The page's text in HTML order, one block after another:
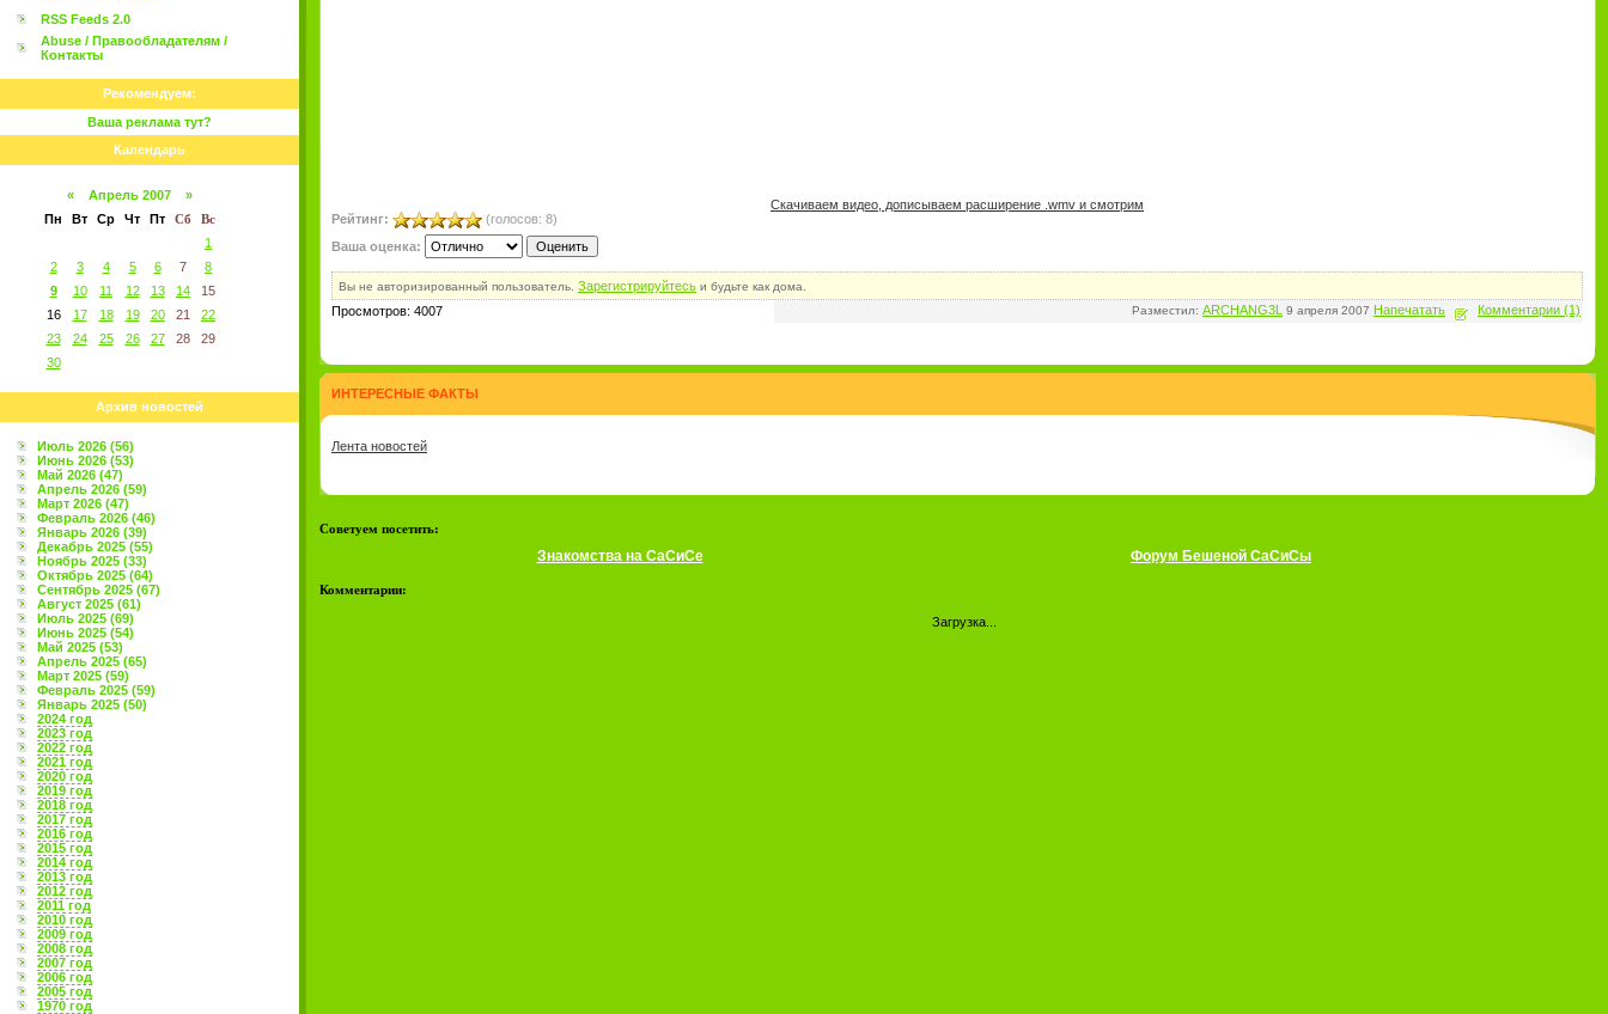
RSS Feeds 2.0
Abuse / Правообладателям /
Контакты
Рекомендуем:
Ваша реклама тут?
Календарь
« Апрель 2007
»
Пн
Вт Ср Чт Пт Сб
Вс
1
2
3 4 5 6 7
8
9
10 11 12 13 14
15
16
17 18 19 20 21
22
23
24 25 26 27 28
29
30
Архив новостей
Июль 2026 (56)
Июнь 2026 (53)
Май 2026 (47)
Апрель 2026 (59)
Март 2026 (47)
Февраль 2026 (46)
Январь 2026 (39)
Декабрь 2025 (55)
Ноябрь 2025 (33)
Октябрь 2025 (64)
Сентябрь 2025 (67)
Август 2025 (61)
Июль 2025 (69)
Июнь 2025 (54)
Май 2025 (53)
Апрель 2025 (65)
Март 2025 (59)
Февраль 2025 (59)
Январь 2025 (50)
2024 год
2023 год
2022 год
2021 год
2020 год
2019 год
2018 год
2017 год
2016 год
2015 год
2014 год
2013 год
2012 год
2011 год
2010 год
2009 год
2008 год
2007 год
2006 год
2005 год
1970 год
Скачиваем видео, дописываем расширение .wmv и смотрим
Рейтинг:
(голосов: 8)
Ваша оценка:
Вы не авторизированный пользователь. Зарегистрируйтесь и будьте как дома.
Просмотров: 4007 Разместил: ARCHANG3L 9 апреля 2007 Напечатать Комментарии (1)
ИНТЕРЕСНЫЕ ФАКТЫ
Лента новостей
Советуем посетить:
Знакомства на СаСиСе Форум Бешеной СаСиСы
Комментарии:
Загрузка...